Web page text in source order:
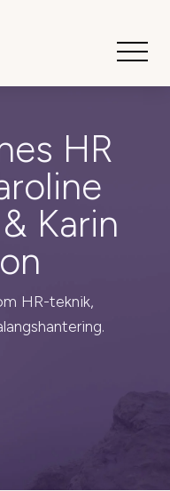
HR
Karin
HR-teknik,